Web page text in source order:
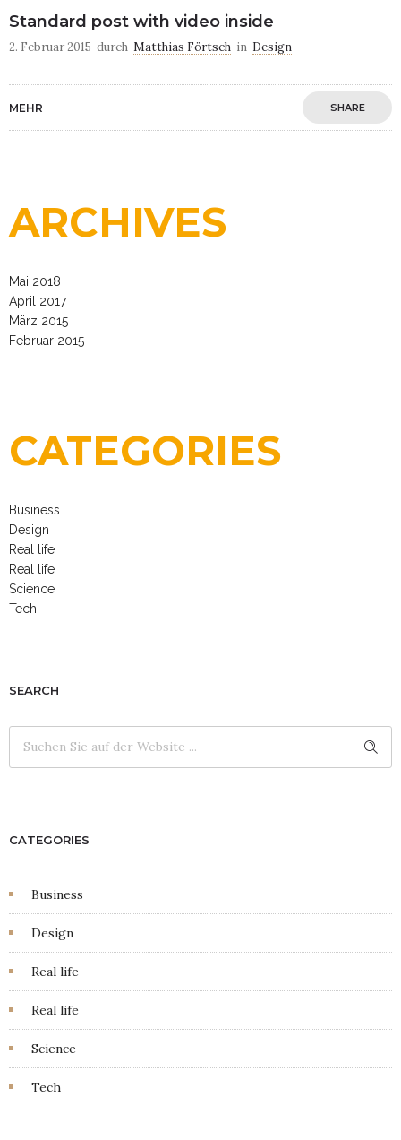
Standard post with video inside
2. Februar 2015 durch Matthias Förtsch in Design
MEHR SHARE
ARCHIVES
Mai 2018
April 2017
März 2015
Februar 2015
CATEGORIES
Business
Design
Real life
Real life
Science
Tech
SEARCH
CATEGORIES
Business
Design
Real life
Real life
Science
Tech